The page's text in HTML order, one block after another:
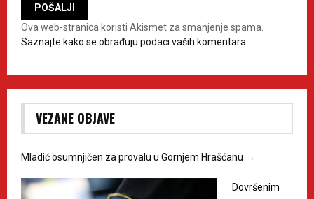
Ova web-stranica koristi Akismet za smanjenje spama.
Saznajte kako se obrađuju podaci vaših komentara.
VEZANE OBJAVE
Mladić osumnjičen za provalu u Gornjem Hrašćanu →
Dovršenim